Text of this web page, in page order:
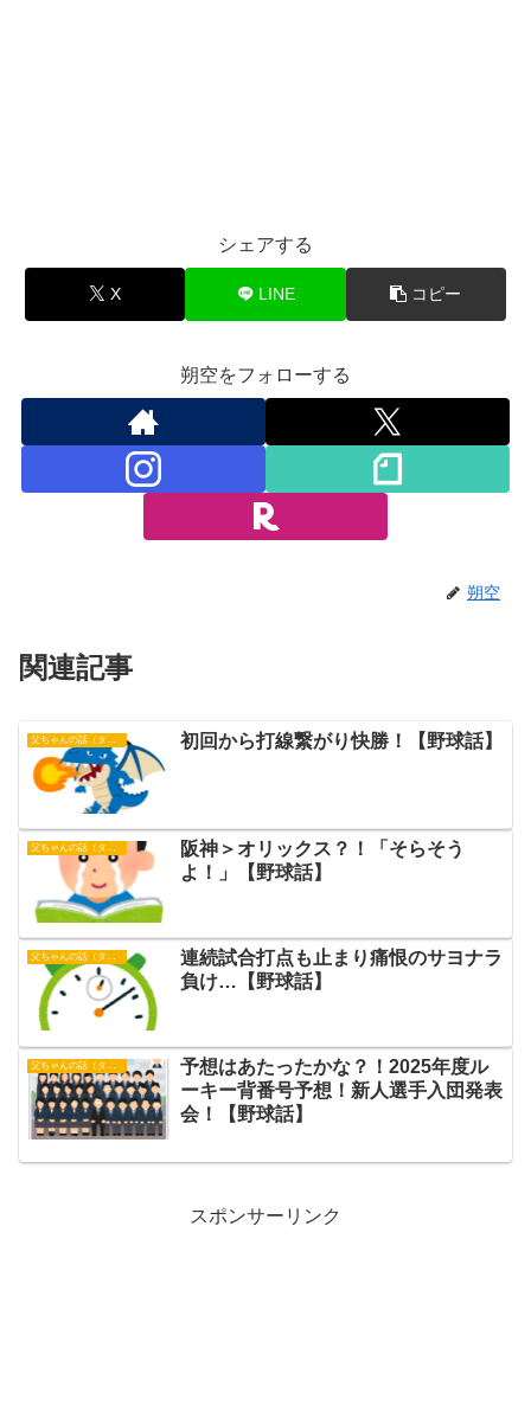
シェアする
X LINE コピー
朔空をフォローする
朔空
関連記事
初回から打線繋がり快勝！【野球話】
父ちゃんの話（タイガース）
阪神＞オリックス？！「そらそう
よ！」【野球話】
父ちゃんの話（タイガース）
連続試合打点も止まり痛恨のサヨナラ
負け…【野球話】
予想はあたったかな？！2025年度ル
ーキー背番号予想！新人選手入団発表
会！【野球話】
スポンサーリンク